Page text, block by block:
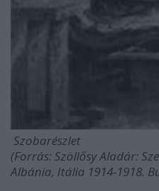
Szobarészlet
(Forrás: Szöllősy Aladár:
Albánia, Itália 1914-1918.